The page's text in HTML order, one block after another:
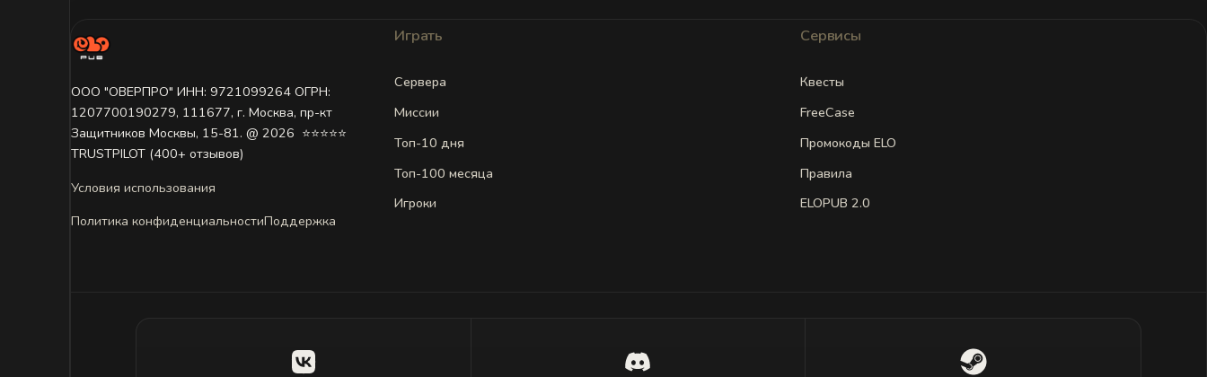
ООО "ОВЕРПРО" ИНН: 9721099264 ОГРН:
1207700190279, 111677, г. Москва, пр-кт
Защитников Москвы, 15-81. @ 2026 ㅤ ⭐⭐⭐⭐⭐
TRUSTPILOT (400+ отзывов)
Условия использования
Политика конфиденциальностиПоддержка
Играть
Сервера
Миссии
Топ-10 дня
Топ-100 месяца
Игроки
Сервисы
Квесты
FreeCase
Промокоды ELO
Правила
ELOPUB 2.0